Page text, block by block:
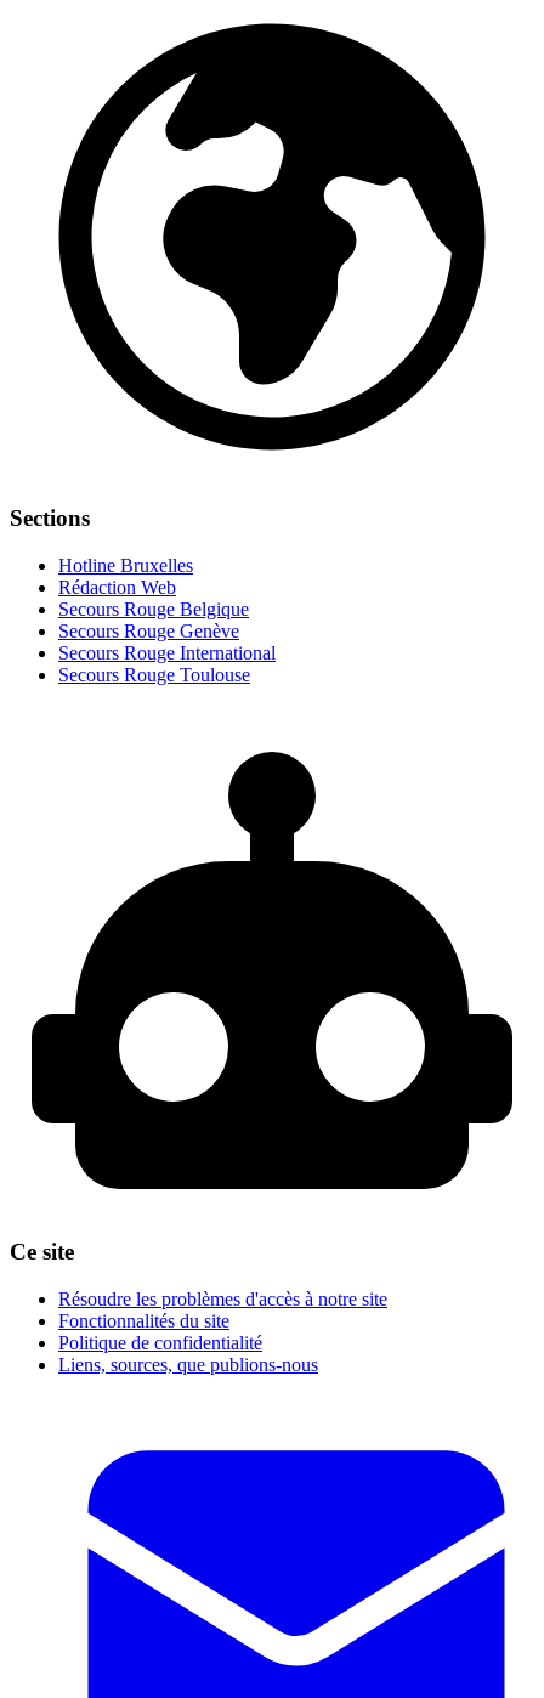
Sections
Hotline Bruxelles
Rédaction Web
Secours Rouge Belgique
Secours Rouge Genève
Secours Rouge International
Secours Rouge Toulouse
Ce site
Résoudre les problèmes d'accès à notre site
Fonctionnalités du site
Politique de confidentialité
Liens, sources, que publions-nous